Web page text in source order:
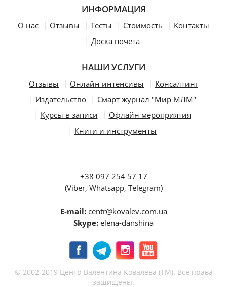
ИНФОРМАЦИЯ
О нас Отзывы Тесты Стоимость
Контакты
Доска почета
НАШИ УСЛУГИ
Отзывы Онлайн интенсивы
Консалтинг
Издательство
Смарт журнал "Мир МЛМ"
Курсы в записи
Офлайн мероприятия
Книги и инструменты
+38 097 254 57 17
(Viber, Whatsapp, Telegram)
E-mail: centr@kovalev.com.ua
Skype: elena-danshina
© 2002-2019 Центр Валентина Ковалёва (ТМ). Все права
защищены.